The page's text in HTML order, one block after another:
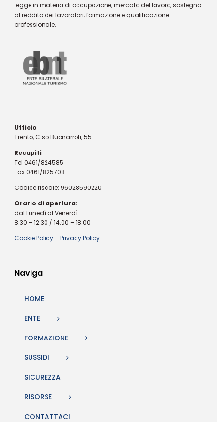
legge in materia di occupazione, mercato del lavoro, sostegno
al reddito dei lavoratori, formazione e qualificazione
professionale.
Ufficio
Trento, C.so Buonarroti, 55
Recapiti
Tel 0461/824585
Fax 0461/825708
Codice fiscale: 96028590220
Orario di apertura:
dal Lunedì al Venerdì
8.30 – 12.30 / 14.00 – 18.00
Cookie Policy –Privacy Policy
Naviga
HOME
ENTE
FORMAZIONE
SUSSIDI
SICUREZZA
RISORSE
CONTATTACI